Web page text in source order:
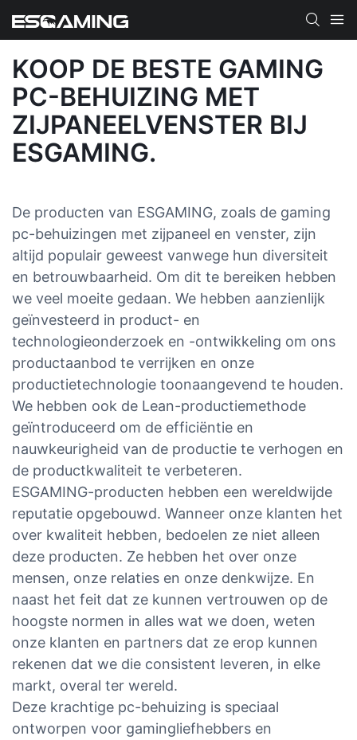
KOOP DE BESTE GAMING
PC-BEHUIZING MET
ZIJPANEELVENSTER BIJ
ESGAMING.
De producten van ESGAMING, zoals de gaming
pc-behuizingen met zijpaneel en venster, zijn
altijd populair geweest vanwege hun diversiteit
en betrouwbaarheid. Om dit te bereiken hebben
we veel moeite gedaan. We hebben aanzienlijk
geïnvesteerd in product- en
technologieonderzoek en -ontwikkeling om ons
productaanbod te verrijken en onze
productietechnologie toonaangevend te houden.
We hebben ook de Lean-productiemethode
geïntroduceerd om de efficiëntie en
nauwkeurigheid van de productie te verhogen en
de productkwaliteit te verbeteren.
ESGAMING-producten hebben een wereldwijde
reputatie opgebouwd. Wanneer onze klanten het
over kwaliteit hebben, bedoelen ze niet alleen
deze producten. Ze hebben het over onze
mensen, onze relaties en onze denkwijze. En
naast het feit dat ze kunnen vertrouwen op de
hoogste normen in alles wat we doen, weten
onze klanten en partners dat ze erop kunnen
rekenen dat we die consistent leveren, in elke
markt, overal ter wereld.
Deze krachtige pc-behuizing is speciaal
ontworpen voor gamingliefhebbers en